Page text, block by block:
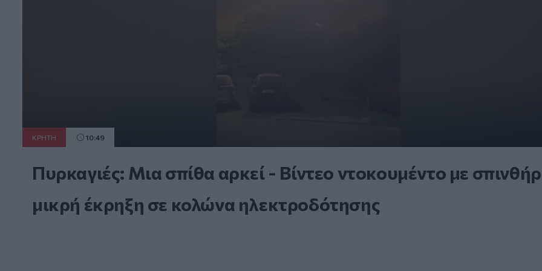
ΚΡΗΤΗ 10:49
Πυρκαγιές: Μια σπίθα αρκεί - Βίντεο ντοκουμέντο με
μικρή έκρηξη σε κολώνα ηλεκτροδότησης